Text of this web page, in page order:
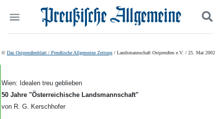
Politik
Gesellschaft
Suchen und finden
© Das Ostpreußenblatt / Preußische Allgemeine Zeitung / Landsmannschaft Ostpreußen e.V. / 25. Mai 2002
Wien: Idealen treu geblieben
50 Jahre "Österreichische Landsmannschaft"
von R. G. Kerschhofer